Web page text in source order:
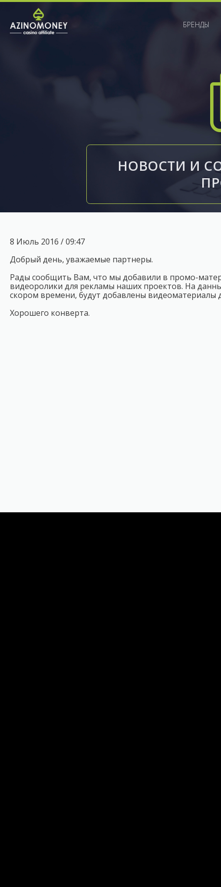
БРЕНДЫ
НОВОСТИ И
8 Июль 2016 / 09:47
Добрый день, уважаемые партнеры.
Рады сообщить Вам, что мы добавили в промо-
видеоролики для рекламы наших проектов. На
скором времени, будут добавлены видеоматериалы
Хорошего конверта.